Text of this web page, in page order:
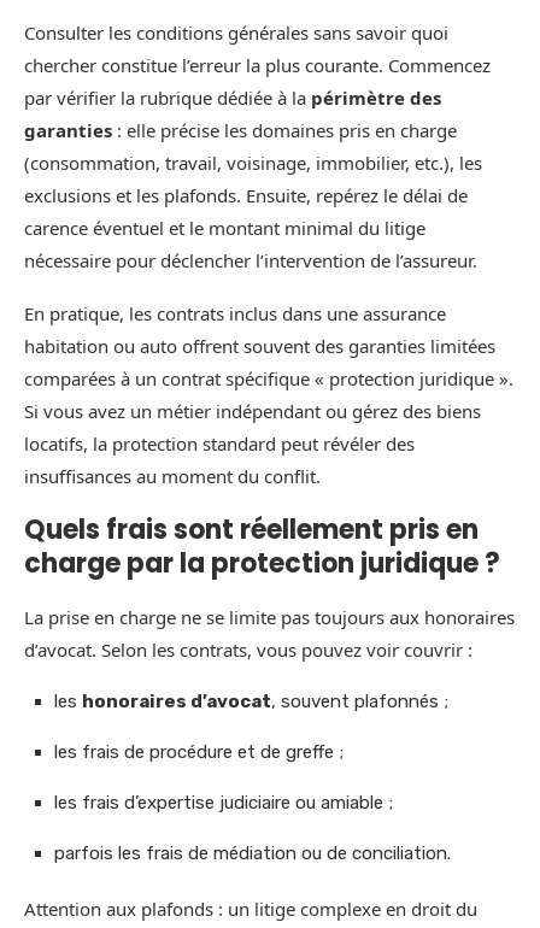
Consulter les conditions générales sans savoir quoi
chercher constitue l’erreur la plus courante. Commencez
par vérifier la rubrique dédiée à la périmètre des
garanties : elle précise les domaines pris en charge
(consommation, travail, voisinage, immobilier, etc.), les
exclusions et les plafonds. Ensuite, repérez le délai de
carence éventuel et le montant minimal du litige
nécessaire pour déclencher l’intervention de l’assureur.
En pratique, les contrats inclus dans une assurance
habitation ou auto offrent souvent des garanties limitées
comparées à un contrat spécifique « protection juridique ».
Si vous avez un métier indépendant ou gérez des biens
locatifs, la protection standard peut révéler des
insuffisances au moment du conflit.
Quels frais sont réellement pris en
charge par la protection juridique ?
La prise en charge ne se limite pas toujours aux honoraires
d’avocat. Selon les contrats, vous pouvez voir couvrir :
les honoraires d’avocat, souvent plafonnés ;
les frais de procédure et de greffe ;
les frais d’expertise judiciaire ou amiable ;
parfois les frais de médiation ou de conciliation.
Attention aux plafonds : un litige complexe en droit du